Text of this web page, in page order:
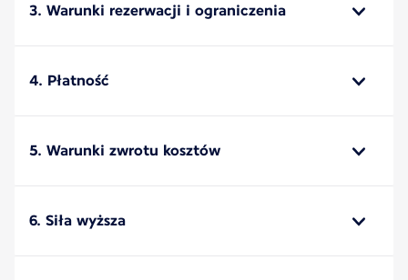
3. Warunki rezerwacji i ograniczenia
4. Płatność
5. Warunki zwrotu kosztów
6. Siła wyższa